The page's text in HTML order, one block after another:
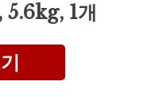
5.6kg, 1개